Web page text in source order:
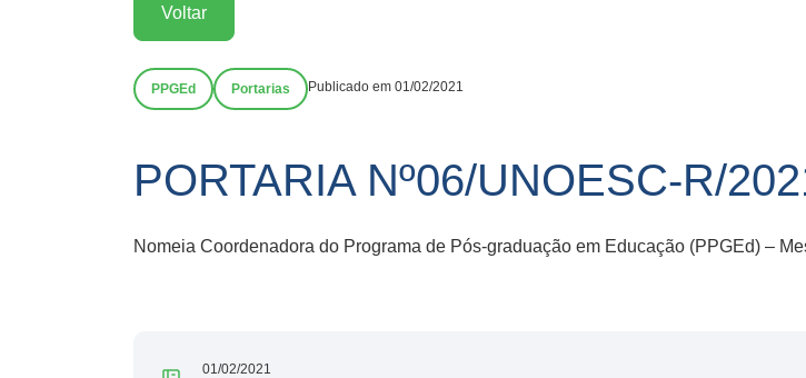
Voltar
PPGEd Portarias Publicado em 01/02/2021
PORTARIA Nº06/UNOESC-R/
Nomeia Coordenadora do Programa de Pós-graduação em Educação (PPGEd) –
01/02/2021